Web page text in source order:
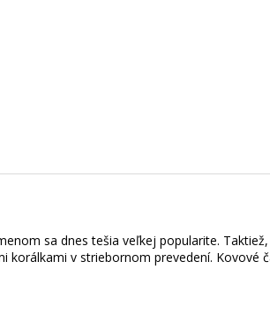
sa dnes tešia veľkej popularite.
v striebornom prevedení. Kovové